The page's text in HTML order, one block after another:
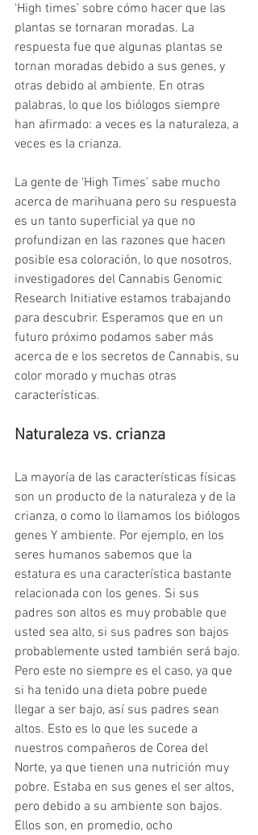
‘High times’ sobre cómo hacer que las
plantas se tornaran moradas. La
respuesta fue que algunas plantas se
tornan moradas debido a sus genes, y
otras debido al ambiente. En otras
palabras, lo que los biólogos siempre
han afirmado: a veces es la naturaleza, a
veces es la crianza.
La gente de ‘High Times’ sabe mucho
acerca de marihuana pero su respuesta
es un tanto superficial ya que no
profundizan en las razones que hacen
posible esa coloración, lo que nosotros,
investigadores del Cannabis Genomic
Research Initiative estamos trabajando
para descubrir. Esperamos que en un
futuro próximo podamos saber más
acerca de e los secretos de Cannabis, su
color morado y muchas otras
características.
Naturaleza vs. crianza
La mayoría de las características físicas
son un producto de la naturaleza y de la
crianza, o como lo llamamos los biólogos
genes Y ambiente. Por ejemplo, en los
seres humanos sabemos que la
estatura es una característica bastante
relacionada con los genes. Si sus
padres son altos es muy probable que
usted sea alto, si sus padres son bajos
probablemente usted también será bajo.
Pero este no siempre es el caso, ya que
si ha tenido una dieta pobre puede
llegar a ser bajo, así sus padres sean
altos. Esto es lo que les sucede a
nuestros compañeros de Corea del
Norte, ya que tienen una nutrición muy
pobre. Estaba en sus genes el ser altos,
pero debido a su ambiente son bajos.
Ellos son, en promedio, ocho